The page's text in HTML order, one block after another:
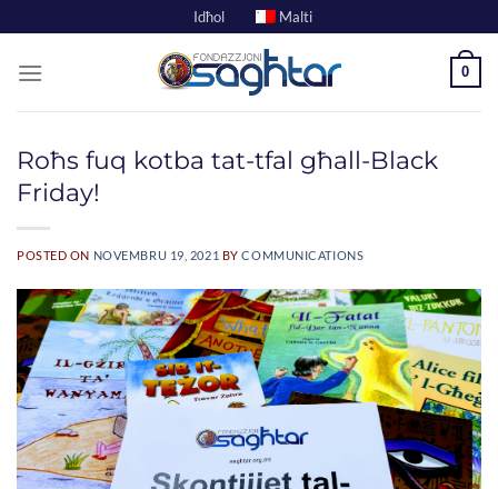
to
content
Idħol Malti
0
Roħs fuq kotba tat-tfal għall-Black
Friday!
POSTED ON NOVEMBRU 19, 2021 BYCOMMUNICATIONS